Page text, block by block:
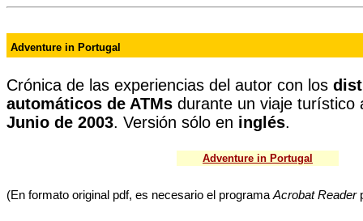
Adventure in Portugal
Crónica de las experiencias del autor con los
automáticos de ATMs durante un viaje turístico
Junio de 2003. Versión sólo en inglés.
Adventure in Portugal
(En formato original pdf, es necesario el programa Acrobat Reader